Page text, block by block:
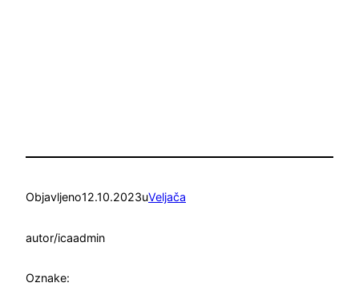
Objavljeno12.10.2023uVeljača
autor/icaadmin
Oznake: